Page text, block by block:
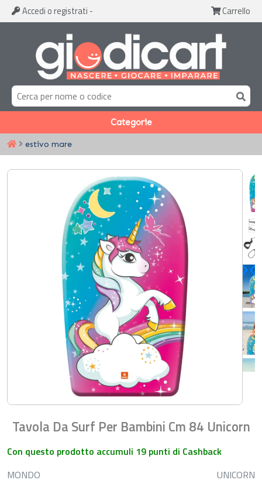
Accedi o registrati - Carrello
Categorie
estivo mare
Tavola Da Surf Per Bambini Cm 84 Unicorn
Con questo prodotto accumuli 19 punti di Cashback
MONDO
UNICORN